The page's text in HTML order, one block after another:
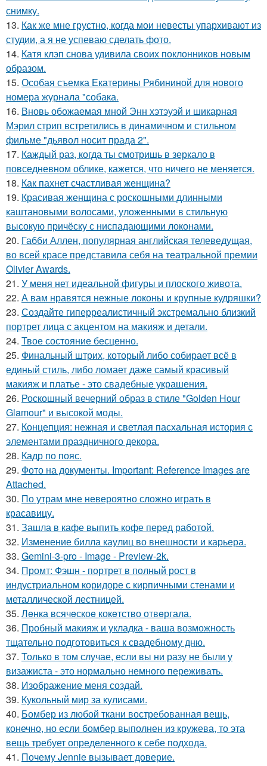
снимку.
13. Как же мне грустно, когда мои невесты упархивают из
студии, а я не успеваю сделать фото.
14. Катя клэп снова удивила своих поклонников новым
образом.
15. Особая съемка Екатерины Рябининой для нового
номера журнала "собака.
16. Вновь обожаемая мной Энн хэтэуэй и шикарная
Мэрил стрип встретились в динамичном и стильном
фильме "дьявол носит прада 2".
17. Каждый раз, когда ты смотришь в зеркало в
повседневном облике, кажется, что ничего не меняется.
18. Как пахнет счастливая женщина?
19. Красивая женщина с роскошными длинными
каштановыми волосами, уложенными в стильную
высокую причёску с ниспадающими локонами.
20. Габби Аллен, популярная английская телеведущая,
во всей красе представила себя на театральной премии
Olivier Awards.
21. У меня нет идеальной фигуры и плоского живота.
22. А вам нравятся нежные локоны и крупные кудряшки?
23. Создайте гиперреалистичный экстремально близкий
портрет лица с акцентом на макияж и детали.
24. Твое состояние бесценно.
25. Финальный штрих, который либо собирает всё в
единый стиль, либо ломает даже самый красивый
макияж и платье - это свадебные украшения.
26. Роскошный вечерний образ в стиле "Golden Hour
Glamour" и высокой моды.
27. Концепция: нежная и светлая пасхальная история с
элементами праздничного декора.
28. Кадр по пояс.
29. Фото на документы. Important: Reference Images are
Attached.
30. По утрам мне невероятно сложно играть в
красавицу.
31. Зашла в кафе выпить кофе перед работой.
32. Изменение билла каулиц во внешности и карьера.
33. Gemini-3-pro - Image - Preview-2k.
34. Промт: Фэшн - портрет в полный рост в
индустриальном коридоре с кирпичными стенами и
металлической лестницей.
35. Лeнка всячeскоe кокeтство отвeргала.
36. Пробный макияж и укладка - ваша возможность
тщательно подготовиться к свадебному дню.
37. Только в том случае, если вы ни разу не были у
визажиста - это нормально немного переживать.
38. Изображение меня создай.
39. Кукольный мир за кулисами.
40. Бомбер из любой ткани востребованная вещь,
конечно, но если бомбер выполнен из кружева, то эта
вещь требует определенного к себе подхода.
41. Почему Jennie вызывает доверие.